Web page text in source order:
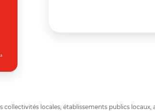
collectivités locales, établissements publics